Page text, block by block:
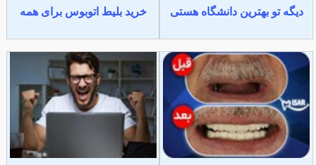
دیگه تو بهترین دانشگاه هستی
خرید بلیط اتوبوس برای همه